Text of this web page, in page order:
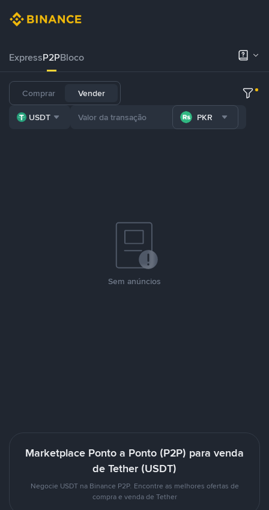
ExpressP2PBloco
Comprar Vender
USDT PKR
Sem anúncios
Marketplace Ponto a Ponto (P2P) para venda
de Tether (USDT)
Negocie USDT na Binance P2P. Encontre as melhores ofertas de
compra e venda de Tether